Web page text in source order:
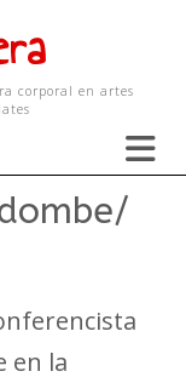
corporal en artes
en la